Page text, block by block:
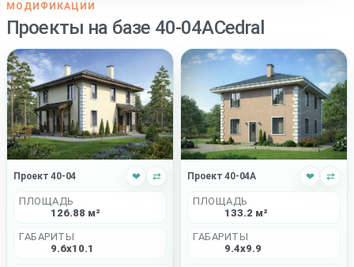
МОДИФИКАЦИИ
Проекты на базе 40-04ACedral
Проект 40-04 ❤ ⇄
ПЛОЩАДЬ
126.88 м²
ГАБАРИТЫ
9.6x10.1
Проект 40-04A ❤ ⇄
ПЛОЩАДЬ
133.2 м²
ГАБАРИТЫ
9.4x9.9